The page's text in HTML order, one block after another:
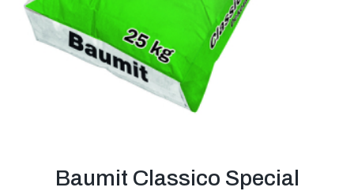
Baumit Classico Special